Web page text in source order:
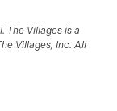
The Villages is a
Villages, Inc. All